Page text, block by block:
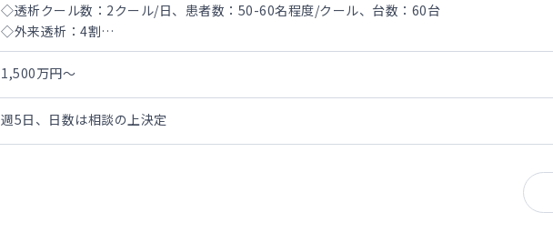
◇透析クール数：2クール/日、患者数：50-60名程度/クール、台数：60台
◇外来透析：4割
◇入院透析：6割
◇穿刺対応：なし
◇電子カルテ
1,500万円～
週5日、日数は相談の上決定